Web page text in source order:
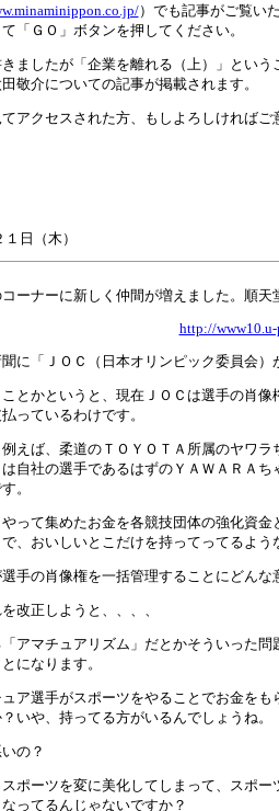
）でも記事がご覧い
「ＧＯ」ボタンを押してください。
ましたが「企業を離れる（上）」という
敬介についての記事が掲載されます。
アクセスされた方、もしよろしければご
１ 日（木）
ーナーに新しく仲間が増えました。順天
http://www10.u-
に「ＪＯＣ（日本オリンピック委員会）
とかというと、現在ＪＯＣは選手の肖像
っているわけです。
えば、柔道のＴＯＹＯＴＡ所属のヤワラ
は自社の選手であるはずのＹＡＷＡＲＡ
。
って集めたお金を各競技団体の強化資金
、おいしいとこだけを持ってってるよう
手の肖像権を一括管理することにどん
改正しようと、、、、
アマチュアリズム」だとかそういった問
になります。
ア選手がスポーツをやることでお金をも
いや、持ってる方がいるんでしょうね。
の？
ポーツを変に美化してしまって、スポー
ってるんじゃないですか？